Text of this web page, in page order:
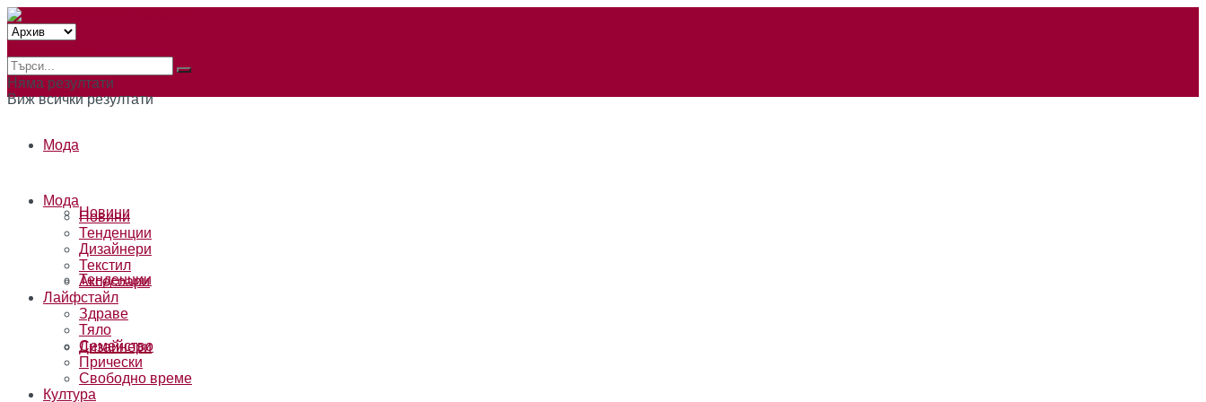
Няма резултати
Виж всички резултати
Мода
Новини
Тенденции
Дизайнери
Мода
Новини
Тенденции
Дизайнери
Текстил
Аксесоари
Лайфстайл
Здраве
Тяло
Семейство
Прически
Свободно време
Култура